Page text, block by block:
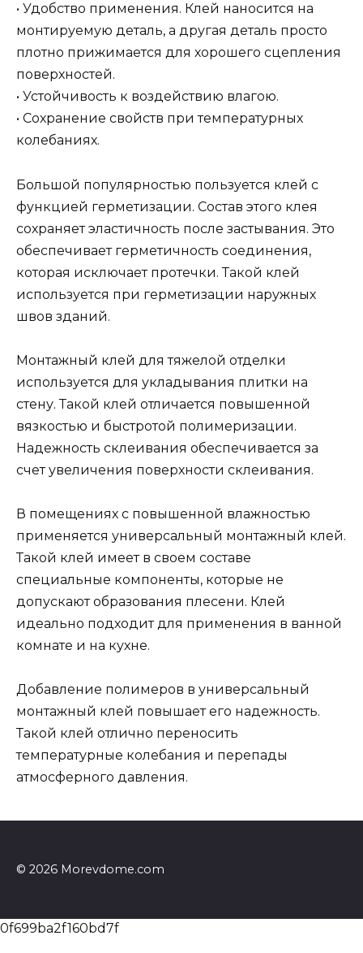
• Удобство применения. Клей наносится на
монтируемую деталь, а другая деталь просто
плотно прижимается для хорошего сцепления
поверхностей.
• Устойчивость к воздействию влагою.
• Сохранение свойств при температурных
колебаниях.
Большой популярностью пользуется клей с
функцией герметизации. Состав этого клея
сохраняет эластичность после застывания. Это
обеспечивает герметичность соединения,
которая исключает протечки. Такой клей
используется при герметизации наружных
швов зданий.
Монтажный клей для тяжелой отделки
используется для укладывания плитки на
стену. Такой клей отличается повышенной
вязкостью и быстротой полимеризации.
Надежность склеивания обеспечивается за
счет увеличения поверхности склеивания.
В помещениях с повышенной влажностью
применяется универсальный монтажный клей.
Такой клей имеет в своем составе
специальные компоненты, которые не
допускают образования плесени. Клей
идеально подходит для применения в ванной
комнате и на кухне.
Добавление полимеров в универсальный
монтажный клей повышает его надежность.
Такой клей отлично переносить
температурные колебания и перепады
атмосферного давления.
© 2026 Morevdome.com
0f699ba2f160bd7f